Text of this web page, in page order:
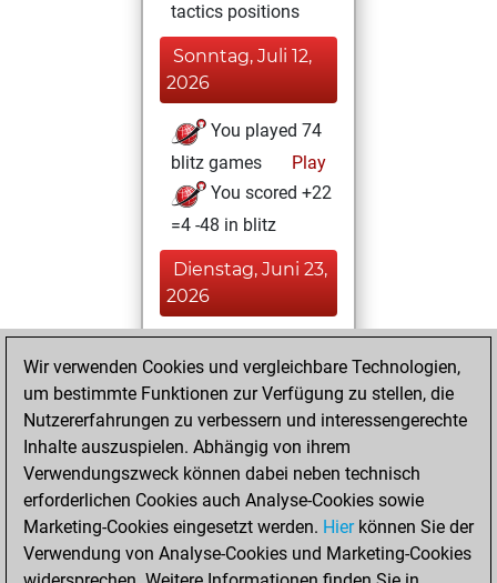
tactics positions
Sonntag, Juli 12,
2026
You played 74
blitz games
Play
You scored +22
=4 -48 in blitz
Dienstag, Juni 23,
2026
You played 22
bullet games
Play
You scored +4
=0 -18 in bullet
Donnerstag, Juni
18, 2026
You played 19
Wir verwenden Cookies und vergleichbare Technologien,
um bestimmte Funktionen zur Verfügung zu stellen, die
Nutzererfahrungen zu verbessern und interessengerechte
Inhalte auszuspielen. Abhängig von ihrem
Verwendungszweck können dabei neben technisch
erforderlichen Cookies auch Analyse-Cookies sowie
Marketing-Cookies eingesetzt werden. Hierkönnen Sie der
Verwendung von Analyse-Cookies und Marketing-Cookies